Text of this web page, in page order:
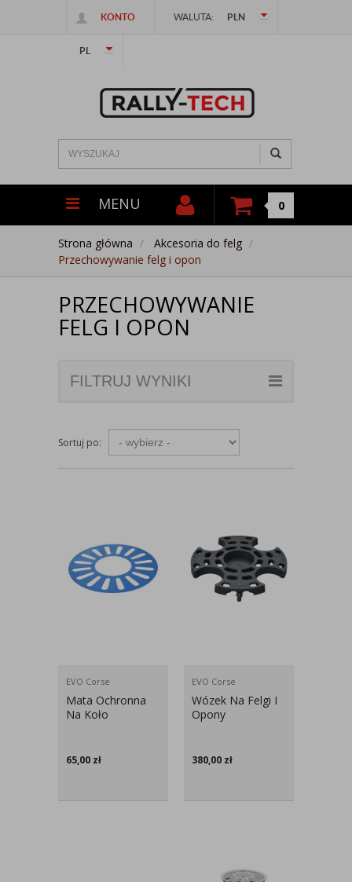
KONTO WALUTA: PLN
PL
MENU 0
Strona główna
Akcesoria do felg
Przechowywanie felg i opon
PRZECHOWYWANIE
FELG I OPON
FILTRUJ WYNIKI
Sortuj po:
EVO Corse
Mata Ochronna
Na Koło
65,00 zł
EVO Corse
Wózek Na Felgi I
Opony
380,00 zł